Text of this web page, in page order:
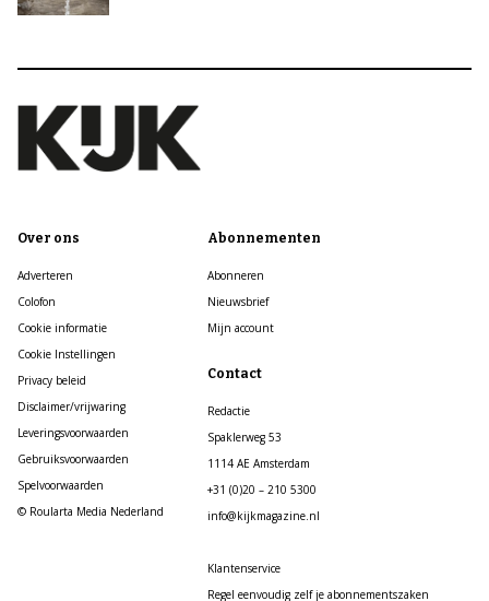
Over ons
Adverteren
Colofon
Cookie informatie
Cookie Instellingen
Privacy beleid
Disclaimer/vrijwaring
Leveringsvoorwaarden
Gebruiksvoorwaarden
Spelvoorwaarden
© Roularta Media Nederland
Abonnementen
Abonneren
Nieuwsbrief
Mijn account
Contact
Redactie
Spaklerweg 53
1114 AE Amsterdam
+31 (0)20 – 210 5300
info@kijkmagazine.nl
Klantenservice
Regel eenvoudig zelf je abonnementszaken